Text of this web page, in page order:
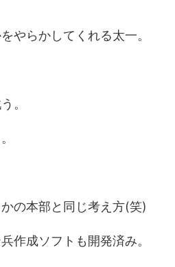
やらかしてくれる太一。
。
の本部と同じ考え方(笑)
作成ソフトも開発済み。